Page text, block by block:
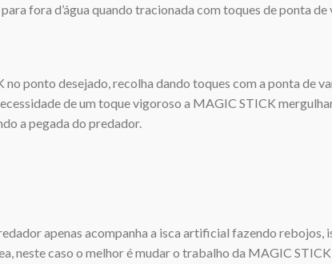
fora d’água quando tracionada com toques de ponta
ponto desejado, recolha dando toques com a ponta de
de um toque vigoroso a MAGIC STICK
a pegada do predador.
apenas acompanha a isca artificial fazendo
neste caso o melhor é mudar o trabalho da MAGIC